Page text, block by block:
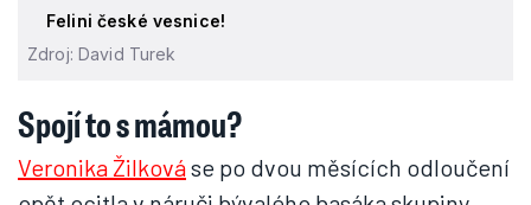
Felini české vesnice!
Zdroj: David Turek
Spojí to s mámou?
Veronika Žilkováse po dvou měsících odloučení